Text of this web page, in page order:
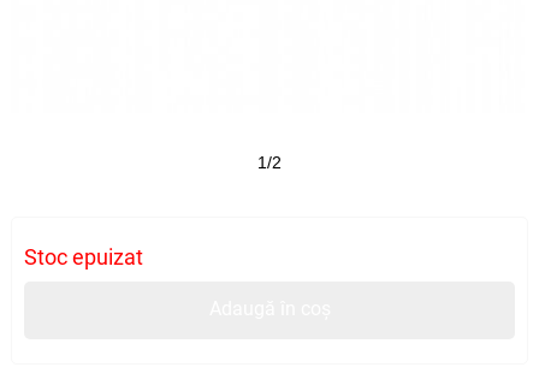
1/2
Stoc epuizat